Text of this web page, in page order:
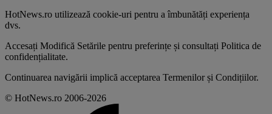
HotNews.ro utilizează cookie-uri pentru a îmbunătăți experiența
dvs.
Accesați Modifică Setările pentru preferințe și consultați Politica de
confidențialitate.
Continuarea navigării implică acceptarea Termenilor și Condițiilor.
© HotNews.ro 2006-2026